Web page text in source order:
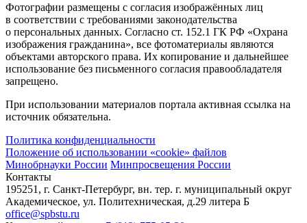
Фотографии размещены с согласия изображённых лиц
в соответствии с требованиями законодательства
о персональных данных. Согласно ст. 152.1 ГК РФ «Охрана
изображения гражданина», все фотоматериалы являются
объектами авторского права. Их копирование и дальнейшее
использование без письменного согласия правообладателя
запрещено.
При использовании материалов портала активная ссылка на
источник обязательна.
Политика конфиденциальности
Положение об использовании «cookie» файлов
Минобрнауки России Минпросвещения России
Контакты
195251, г. Санкт-Петербург, вн. тер. г. муниципальный округ
Академическое, ул. Политехническая, д.29 литера Б
office@spbstu.ru